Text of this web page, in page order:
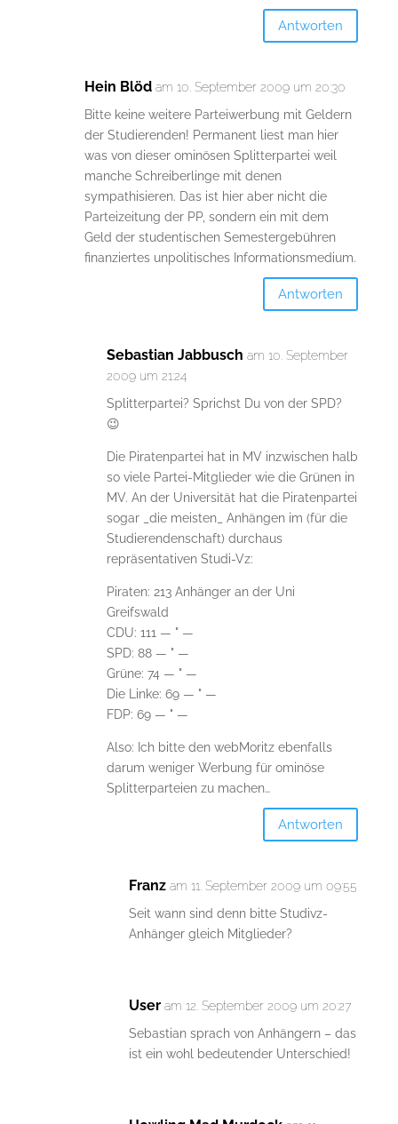
Antworten
Hein Blöd am 10. September 2009 um 20:30
Bitte keine weitere Parteiwerbung mit Geldern
der Studierenden! Permanent liest man hier
was von dieser ominösen Splitterpartei weil
manche Schreiberlinge mit denen
sympathisieren. Das ist hier aber nicht die
Parteizeitung der PP, sondern ein mit dem
Geld der studentischen Semestergebühren
finanziertes unpolitisches Informationsmedium.
Antworten
Sebastian Jabbusch am 10. September
2009 um 21:24
Splitterpartei? Sprichst Du von der SPD?
😉
Die Piratenpartei hat in MV inzwischen halb
so viele Partei-Mitglieder wie die Grünen in
MV. An der Universität hat die Piratenpartei
sogar _die meisten_ Anhängen im (für die
Studierendenschaft) durchaus
repräsentativen Studi-Vz:
Piraten: 213 Anhänger an der Uni
Greifswald
CDU: 111 — " —
SPD: 88 — " —
Grüne: 74 — " —
Die Linke: 69 — " —
FDP: 69 — " —
Also: Ich bitte den webMoritz ebenfalls
darum weniger Werbung für ominöse
Splitterparteien zu machen…
Antworten
Franz am 11. September 2009 um 09:55
Seit wann sind denn bitte Studivz-
Anhänger gleich Mitglieder?
User am 12. September 2009 um 20:27
Sebastian sprach von Anhängern – das
ist ein wohl bedeutender Unterschied!